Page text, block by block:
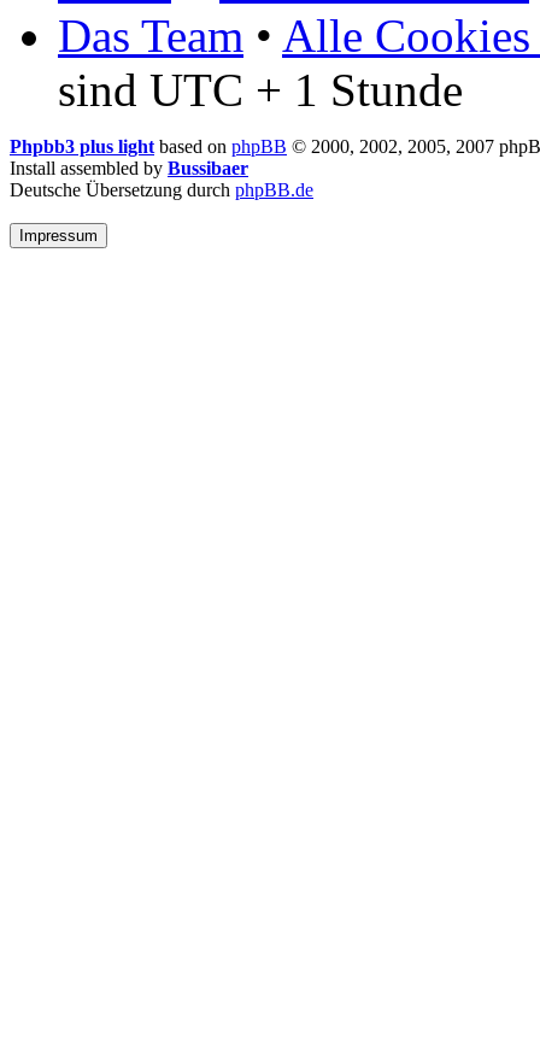
Das Team • Alle Cookies
sind UTC + 1 Stunde
Phpbb3 plus light based on phpBB © 2000, 2002, 2005, 2007
Install assembled by Bussibaer
Deutsche Übersetzung durch phpBB.de